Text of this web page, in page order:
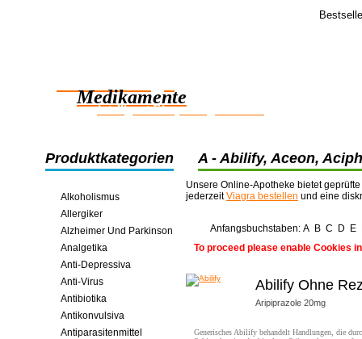
Medikamente
intelligent Einsparungen online
Produktkategorien
A - Abilify, Aceon,
Adalat, Adalat Cc,
Alkoholismus
Allergiker
Alzheimer Und Parkinson
Analgetika
Anti-Depressiva
Anti-Virus
Antibiotika
Antikonvulsiva
Antiparasitenmittel
Unsere Online-Apotheke bietet
jederzeitViagra bestellen und eine
Anfangsbuchstaben: A B C D E
To proceed please enable Cookies
Abilify Ohne
Aripiprazole 20mg
Generisches Abilify behandelt Handlungen, die